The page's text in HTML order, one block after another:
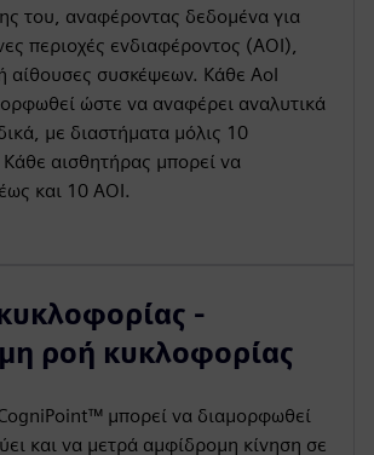
του, αναφέροντας δεδομένα για
περιοχές ενδιαφέροντος (AOI),
αίθουσες συσκέψεων. Κάθε AoI
ώστε να αναφέρει αναλυτικά
με διαστήματα μόλις 10
αισθητήρας μπορεί να
και 10 AOI.
-
ροή κυκλοφορίας
μπορεί να διαμορφωθεί
και να μετρά αμφίδρομη κίνηση σε